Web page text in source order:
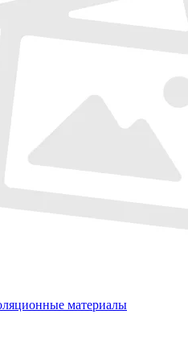
материалы